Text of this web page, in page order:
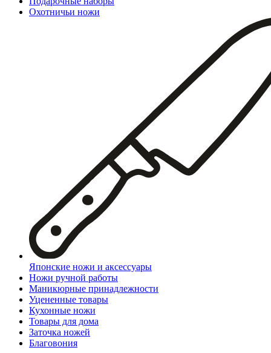
Охотничьи ножи
Японские ножи и аксессуары
Ножи ручной работы
Маникюрные принадлежности
Уцененные товары
Кухонные ножи
Товары для дома
Заточка ножей
Благовония